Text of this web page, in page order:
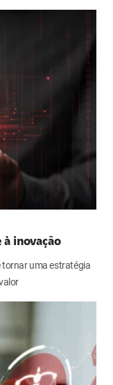
à inovação
tornar uma estratégia